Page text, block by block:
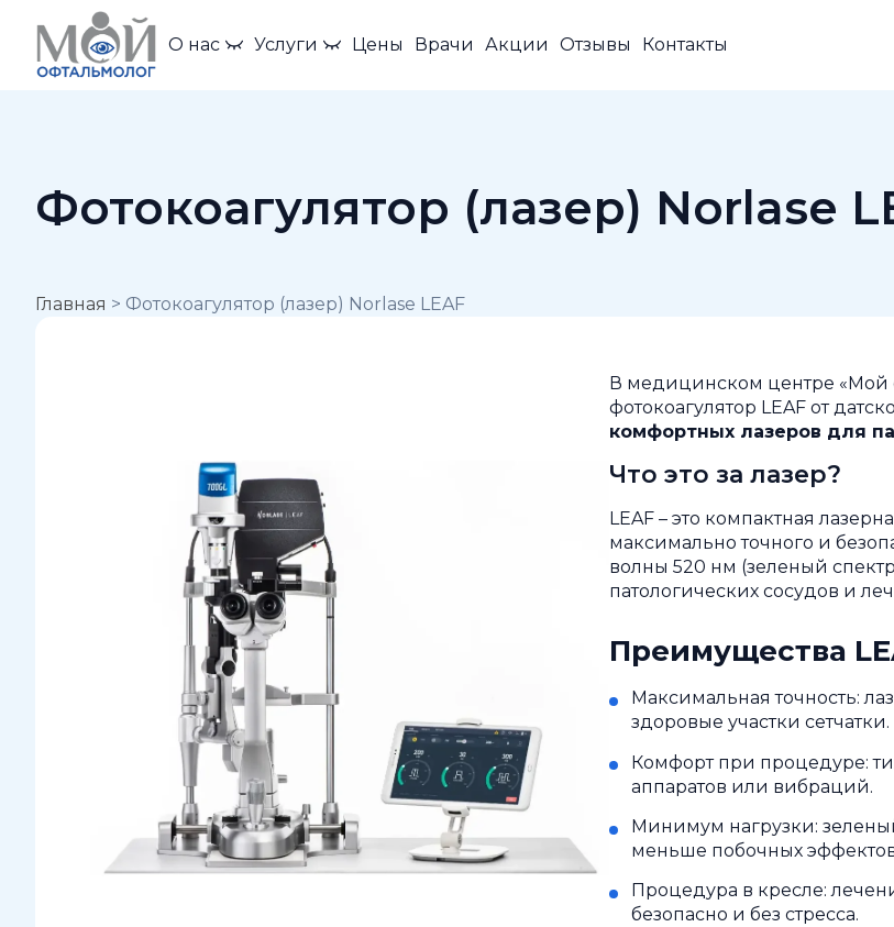
О нас Услуги Цены Врачи Акции Отзывы Контакты
Фотокоагулятор (лазер) Norlase
Главная > Фотокоагулятор (лазер) Norlase LEAF
В медицинском центре «Мой
фотокоагулятор LEAF от
комфортных лазеров для
Что это за лазер?
LEAF – это компактная
максимально точного и
волны 520 нм (зеленый
патологических сосудов и
Преимущества
Максимальная точность:
здоровые участки сетчатки.
Комфорт при процедуре:
аппаратов или вибраций.
Минимум нагрузки:
меньше побочных
Процедура в кресле:
безопасно и без стресса.